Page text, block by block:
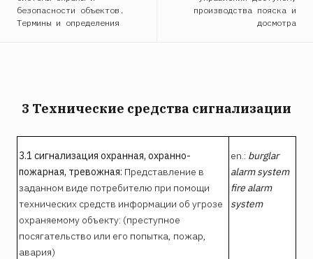
безопасности объектов.
Термины и определения
производства пояска и
досмотра
3 Технические средства сигнализации
3.1 сигнализация охранная, охранно-
пожарная, тревожная: Представление в
заданном виде потребителю при помощи
технических средств информации об угрозе
охраняемому объекту: (преступное
посягательство или его попытка, пожар,
авария)
en.: burglar
alarm system
fire alarm
system